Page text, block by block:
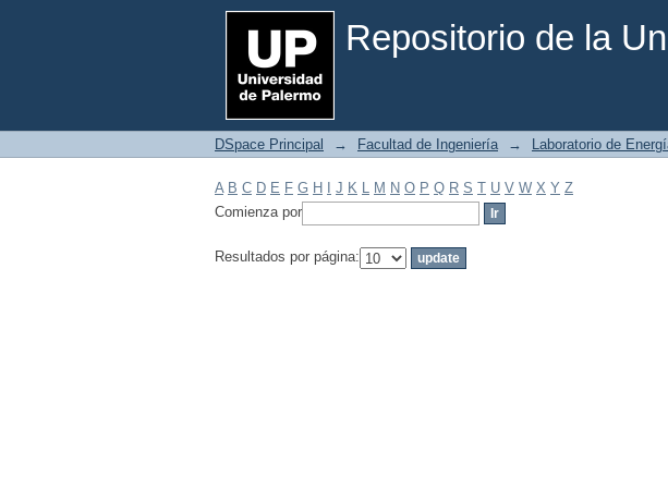
Repositorio de la
Filtrar por: Materia
DSpace Principal → Facultad de Ingeniería → Laboratorio de
A B C D E F G H J K L M N O P Q R S T U V W X Y Z
Comienza por
Resultados por página: